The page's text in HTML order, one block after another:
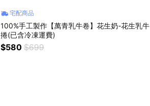
宅配商品
100%手工製作【萬青乳牛卷】花生奶-花生乳牛
捲(已含冷凍運費)
$580 $699